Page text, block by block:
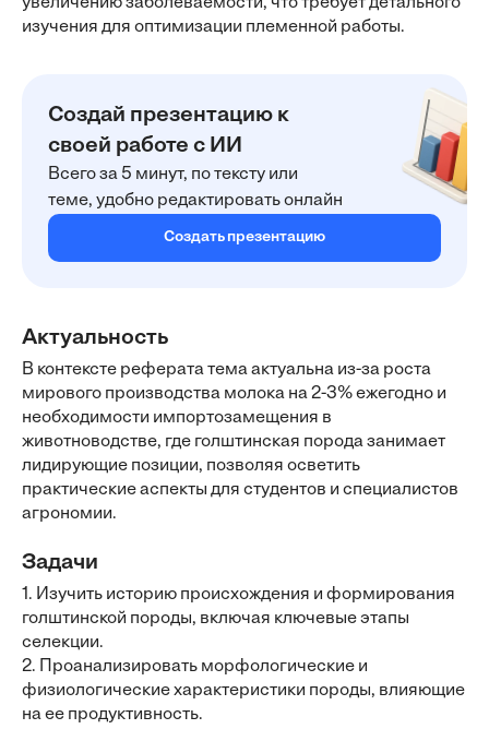
изучения для оптимизации племенной работы.
Создай презентацию к
своей работе с ИИ
Всего за 5 минут, по тексту или
теме, удобно редактировать онлайн
Создать презентацию
Актуальность
В контексте реферата тема актуальна из-за роста
мирового производства молока на 2-3% ежегодно и
необходимости импортозамещения в
животноводстве, где голштинская порода занимает
лидирующие позиции, позволяя осветить
практические аспекты для студентов и специалистов
агрономии.
Задачи
1. Изучить историю происхождения и формирования
голштинской породы, включая ключевые этапы
селекции.
2. Проанализировать морфологические и
физиологические характеристики породы, влияющие
на ее продуктивность.